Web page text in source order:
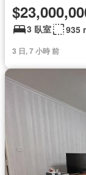
3 臥室 935
3 日, 7 小時 前